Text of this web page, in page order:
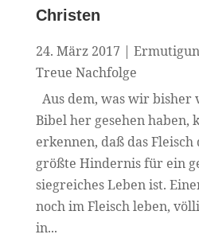
Christen
24. März 2017 |
Treue Nachfolge
Aus dem, was wir bisher
Bibel her gesehen haben,
erkennen, daß das Fleisch
größte Hindernis für ein
siegreiches Leben ist.
noch im Fleisch leben,
in...